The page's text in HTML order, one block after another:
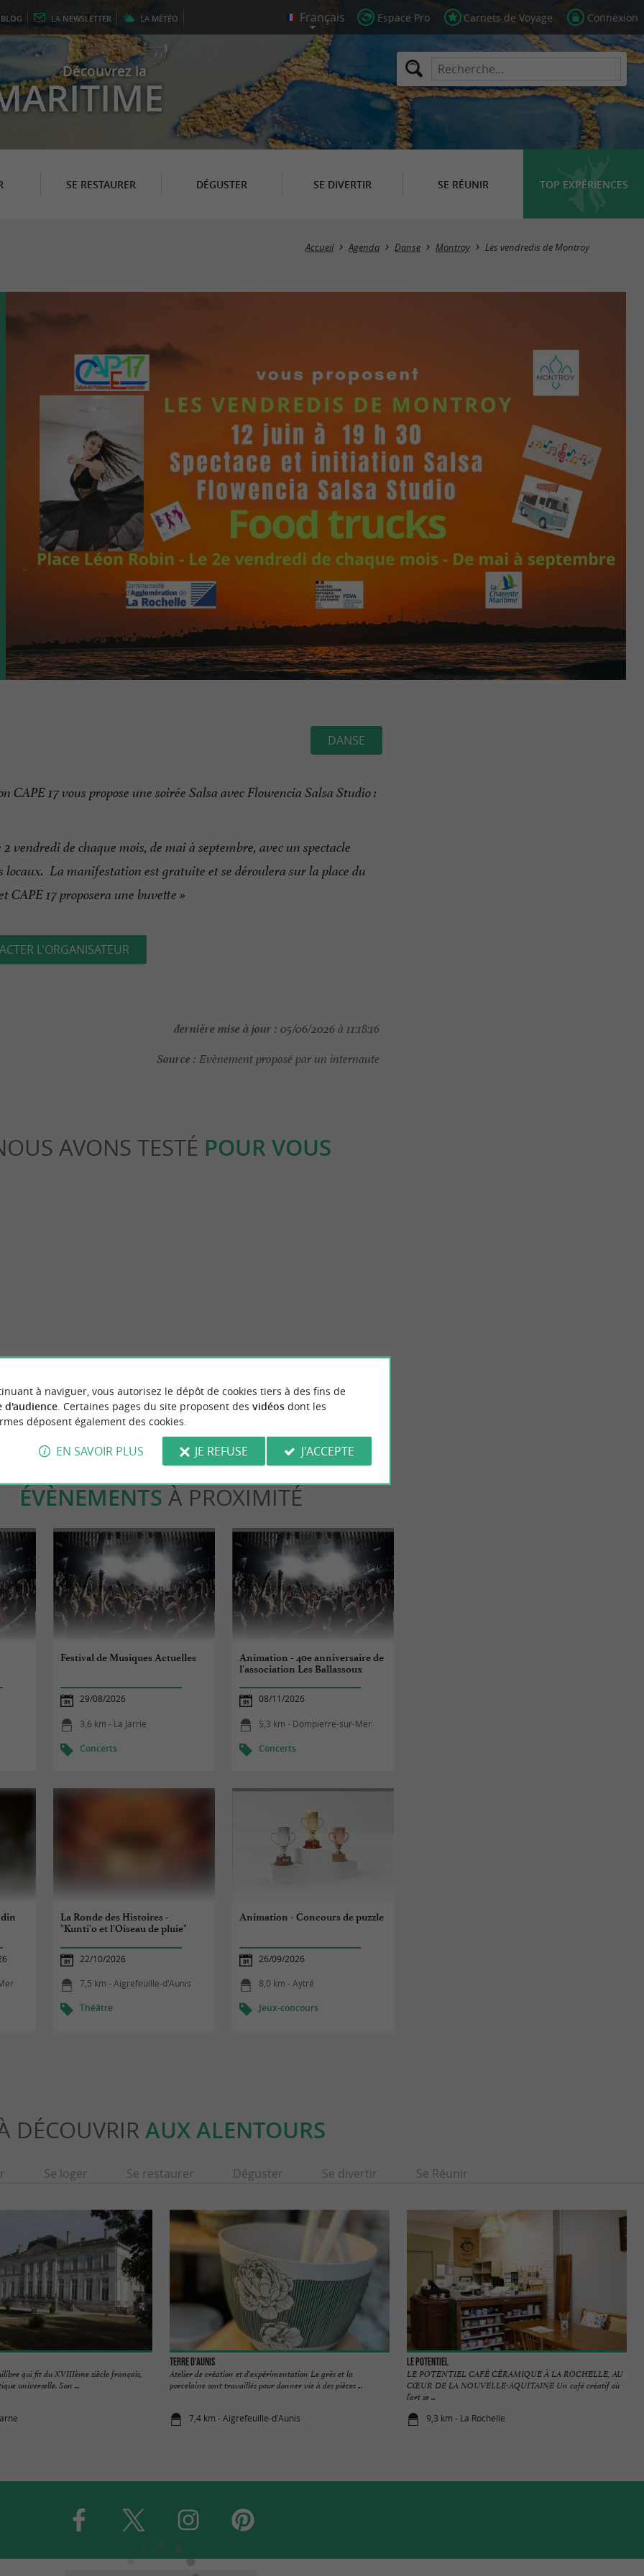
BLOG LA NEWSLETTER LA MÉTÉO Espace Pro Carnets de Voyage Connexion
Découvrez la
SE RESTAURER DÉGUSTER SE DIVERTIR SE RÉUNIR TOP EXPÉRIENCES
Accueil Agenda Danse Montroy Les vendredis de Montroy
DANSE
CAPE 17 vous propose une soirée Salsa avec Flowencia Salsa Studio :
vendredi de chaque mois, de mai à septembre, avec un spectacle
locaux. La manifestation est gratuite et se déroulera sur la place du
17 proposera une buvette »
L'ORGANISATEUR
dernière mise à jour : 05/06/2026 à 11:18:16
Source : Evènement proposé par un internaute
AVONS TESTÉ POUR VOUS
Rochelle
culinaires incontournables en Charente-
10,7 km - La Rochelle
ÉVÈNEMENTS À PROXIMITÉ
Festival de Musiques Actuelles
29/08/2026
3,6 km - La Jarrie
Concerts
Animation - 40e anniversaire de
l'association Les Ballassoux
08/11/2026
5,3 km - Dompierre-sur-Mer
Concerts
La Ronde des Histoires -
"Kunti'o et l'Oiseau de pluie"
22/10/2026
7,5 km - Aigrefeuille-d'Aunis
Théâtre
Animation - Concours de puzzle
26/09/2026
8,0 km - Aytré
Jeux-concours
DÉCOUVRIR AUX ALENTOURS
Se loger Se restaurer Déguster Se divertir Se Réunir
qui fit du XVIIIème siècle français,
universelle. Son ...
Terre d'Aunis
Atelier de création et d'expérimentation Le grès et la
porcelaine sont travaillés pour donner vie à des pièces ...
7,4 km - Aigrefeuille-d'Aunis
Le Potentiel
LE POTENTIEL CAFÉ CÉRAMIQUE À LA ROCHELLE, AU
CŒUR DE LA NOUVELLE-AQUITAINE Un café créatif où
l’art se ...
9,3 km - La Rochelle
à naviguer, vous autorisez le dépôt de cookies tiers à des fins de
d'audience. Certaines pages du site proposent des vidéosdont les
déposent également des cookies.
EN SAVOIR PLUS JE REFUSE J'ACCEPTE